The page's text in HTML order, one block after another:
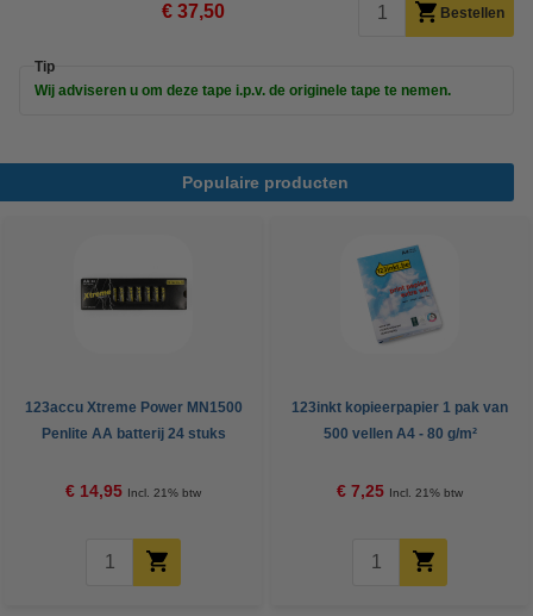
€ 37,50 Bestellen
Tip
Wij adviseren u om deze tape i.p.v. de originele tape te nemen.
Populaire producten
123accu Xtreme Power MN1500
Penlite AA batterij 24 stuks
€ 14,95 Incl. 21% btw
123inkt kopieerpapier 1 pak van
500 vellen A4 - 80 g/m²
€ 7,25 Incl. 21% btw